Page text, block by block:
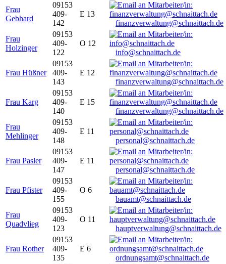
Frau
Gebhard
09153
409-
142
E 13
finanzverwaltung@schnaittach.de
Frau
Holzinger
09153
409-
122
O 12
info@schnaittach.de
Frau Hüßner
09153
409-
143
E 12
finanzverwaltung@schnaittach.de
Frau Karg
09153
409-
140
E 15
finanzverwaltung@schnaittach.de
Frau
Mehlinger
09153
409-
148
E 11
personal@schnaittach.de
Frau Pasler
09153
409-
147
E 11
personal@schnaittach.de
Frau Pfister
09153
409-
155
O 6
bauamt@schnaittach.de
Frau
Quadvlieg
09153
409-
123
O 11
hauptverwaltung@schnaittach.de
Frau Rother
09153
409-
135
E 6
ordnungsamt@schnaittach.de